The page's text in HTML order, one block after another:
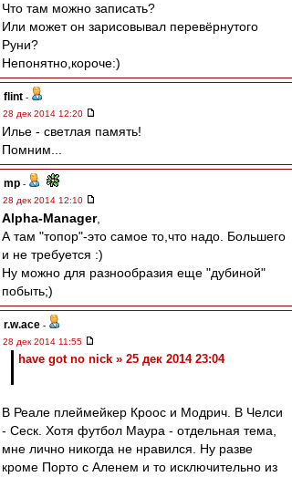
Что там можно записать?
Или может он зарисовывал перевёрнутого
Руни?
Непонятно,короче:)
flint -
28 дек 2014 12:20
Илье - светлая память!
Помним...
mp -
28 дек 2014 12:10
Alpha-Manager,
А там "топор"-это самое то,что надо. Большего
и не требуется :)
Ну можно для разнообразия еще "дубиной"
побыть;)
r.w.ace -
28 дек 2014 11:55
have got no nick » 25 дек 2014 23:04
В Реале плеймейкер Кроос и Модрич. В Челси
- Сеск. Хотя футбол Маура - отдельная тема,
мне лично никогда не нравился. Ну разве
кроме Порто с Аленем и то исключительно из